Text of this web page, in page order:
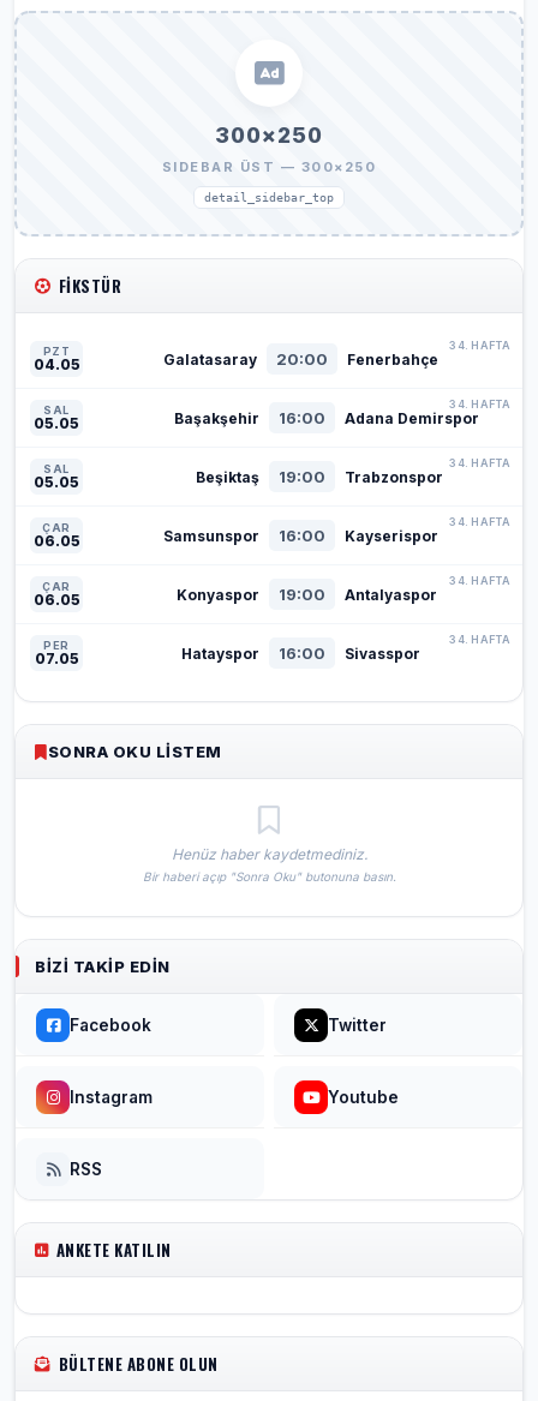
300×250
SIDEBAR ÜST — 300×250
detail_sidebar_top
FIKSTÜR
PZT
04.05 Galatasaray 20:00 Fenerbahçe
34. HAFTA
SAL
05.05 Başakşehir 16:00 Adana Demirspor
34. HAFTA
SAL
05.05 Beşiktaş 19:00 Trabzonspor
34. HAFTA
ÇAR
06.05 Samsunspor 16:00 Kayserispor
34. HAFTA
ÇAR
06.05 Konyaspor 19:00 Antalyaspor
34. HAFTA
PER
07.05 Hatayspor 16:00 Sivasspor
34. HAFTA
SONRA OKU LISTEM
Henüz haber kaydetmediniz.
Bir haberi açıp "Sonra Oku" butonuna basın.
BIZI TAKIP EDIN
Facebook Twitter
Instagram Youtube
RSS
ANKETE KATILIN
BÜLTENE ABONE OLUN